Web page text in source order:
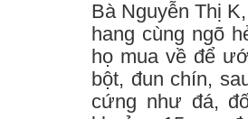
Bà Nguyễn Thị
hang cùng ngõ
họ mua về để
bột, đun chín,
cứng như đá,